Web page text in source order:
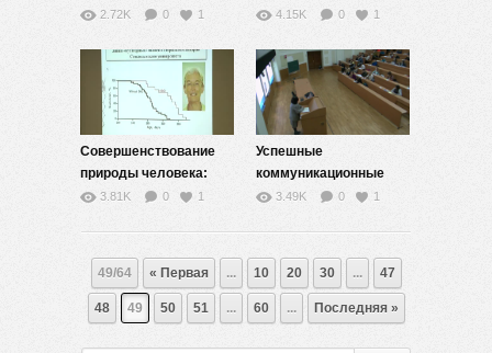
методология — 5 часть
2.72K 0 1
— 114.15K 0 1
Совершенствование
природы человека:
жизнь без старости? —
3.81K 0 1
Успешные
коммуникационные
стратегии: профессия
3.49K 0 1
49/64 « Первая ... 10 20 30 ... 47
48 49 50 51 ... 60 ... Последняя »